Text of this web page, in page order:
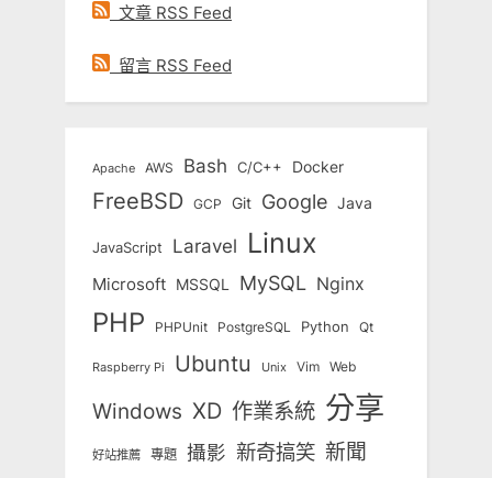
文章 RSS Feed
留言 RSS Feed
Apache AWS Bash C/C++ Docker
FreeBSD GCP Git Google Java
JavaScript Laravel Linux
Microsoft MSSQL MySQL Nginx
PHP PHPUnit PostgreSQL Python Qt
Raspberry Pi Ubuntu Unix Vim Web
Windows XD 作業系統 分享
好站推薦 專題 攝影 新奇搞笑 新聞